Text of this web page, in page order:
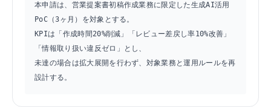
本申請は、営業提案書初稿作成業務に限定した生成AI活用
PoC（3ヶ月）を対象とする。
KPIは「作成時間20%削減」「レビュー差戻し率10%改善」
「情報取り扱い違反ゼロ」とし、
未達の場合は拡大展開を行わず、対象業務と運用ルールを再
設計する。